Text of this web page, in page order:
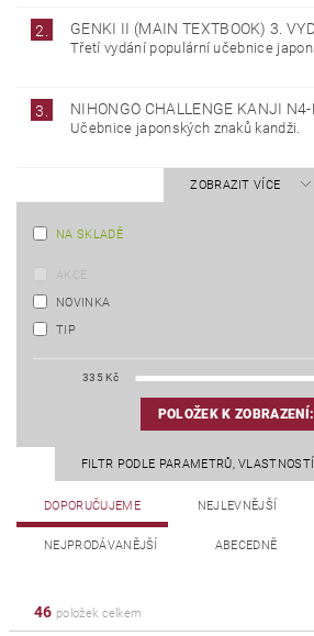
2. GENKI II (MAIN TEXTBOOK) 3.
Třetí vydání populární učebnice
3. NIHONGO CHALLENGE KANJI
Učebnice japonských znaků kandži.
ZOBRAZIT VÍCE
NA SKLADĚ
AKCE
NOVINKA
TIP
335Kč
POLOŽEK K ZOBRAZENÍ:
FILTR PODLE PARAMETRŮ,
DOPORUČUJEME NEJLEVNĚJŠÍ
NEJPRODÁVANĚJŠÍ ABECEDNĚ
46 položek celkem